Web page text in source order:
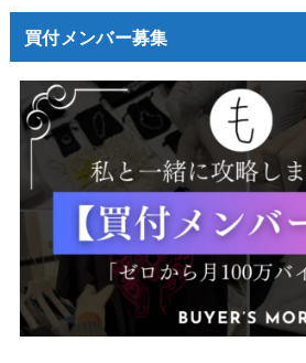
買付メンバー募集